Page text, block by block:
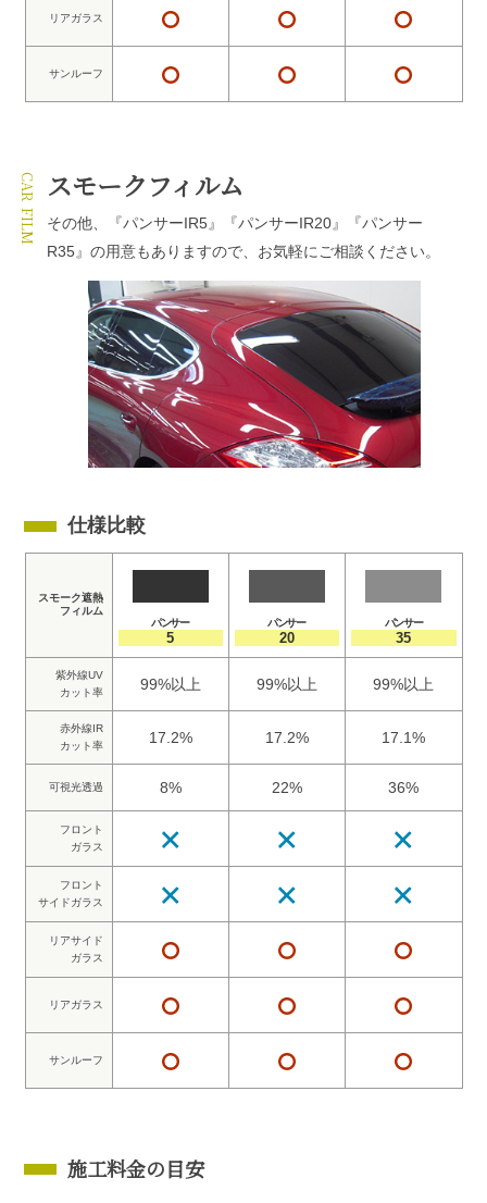
リアガラス
サンルーフ
スモークフィルム
その他、『パンサーIR5』『パンサーIR20』『パンサー
R35』の用意もありますので、お気軽にご相談ください。
仕様比較
スモーク遮熱
フィルム
パンサー
5
パンサー
20
パンサー
35
紫外線UV
カット率
99%以上 99%以上 99%以上
赤外線IR
カット率
17.2% 17.2% 17.1%
可視光透過 8% 22% 36%
フロント
ガラス
フロント
サイドガラス
リアサイド
ガラス
リアガラス
サンルーフ
施工料金の目安